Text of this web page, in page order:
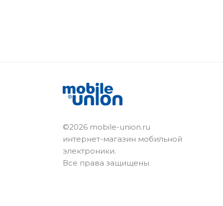
©2026 mobile-union.ru
интернет-магазин мобильной
электроники.
Все права защищены